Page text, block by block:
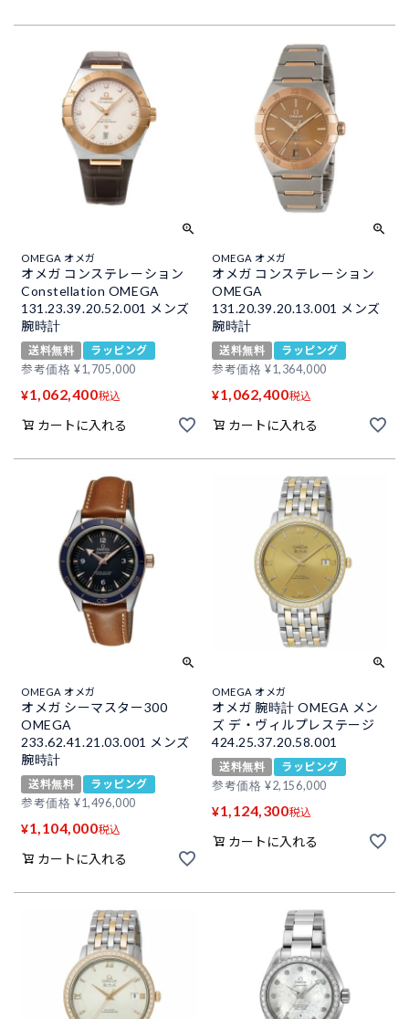
OMEGA オメガ
オメガ コンステレーション
Constellation OMEGA
131.23.39.20.52.001 メンズ
腕時計
送料無料
ラッピング
参考価格 ¥1,705,000
¥1,062,400税込
カートに入れる
OMEGA オメガ
オメガ コンステレーション
OMEGA
131.20.39.20.13.001 メンズ
腕時計
送料無料
ラッピング
参考価格 ¥1,364,000
¥1,062,400税込
カートに入れる
OMEGA オメガ
オメガ シーマスター300
OMEGA
233.62.41.21.03.001 メンズ
腕時計
送料無料
ラッピング
参考価格 ¥1,496,000
¥1,104,000税込
カートに入れる
OMEGA オメガ
オメガ 腕時計 OMEGA メン
ズ デ・ヴィルプレステージ
424.25.37.20.58.001
送料無料
ラッピング
参考価格 ¥2,156,000
¥1,124,300税込
カートに入れる